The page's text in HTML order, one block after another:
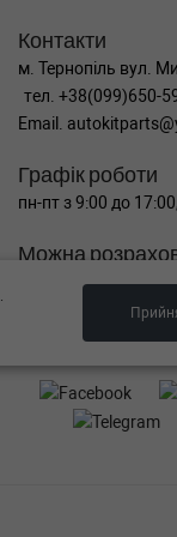
Контакти
м. Тернопіль вул.
тел. +38(099)650-
Email.
Графік роботи
пн-пт з 9:00 до
Можна